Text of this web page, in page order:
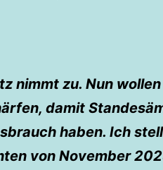
nimmt zu. Nun
damit
haben. Ich
von November